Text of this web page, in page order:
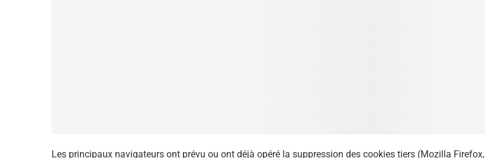
Les principaux navigateurs ont prévu ou ont déjà opéré la suppression des cookies tiers (Mozilla Firefox,